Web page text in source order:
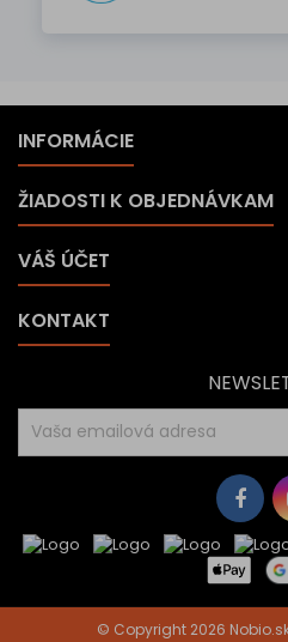
INFORMÁCIE
ŽIADOSTI K OBJEDNÁVKAM
VÁŠ ÚČET
KONTAKT
© Copyright 2026